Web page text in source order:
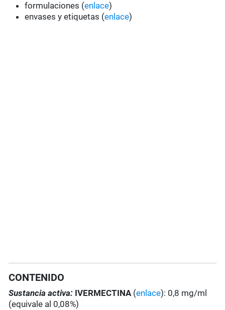
formulaciones (enlace)
envases y etiquetas (enlace)
CONTENIDO
Sustancia activa: IVERMECTINA (enlace): 0,8 mg/ml
(equivale al 0,08%)